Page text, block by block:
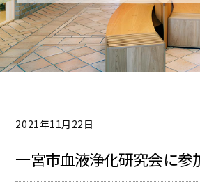
2021年11月22日
一宮市血液浄化研究会に参